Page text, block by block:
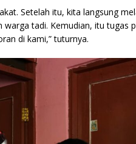
Setelah itu, kita langsung
tadi. Kemudian, itu tugas
di kami,” tuturnya.